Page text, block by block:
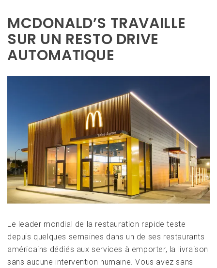
MCDONALD’S TRAVAILLE
SUR UN RESTO DRIVE
AUTOMATIQUE
Le leader mondial de la restauration rapide teste
depuis quelques semaines dans un de ses restaurants
américains dédiés aux services à emporter, la livraison
sans aucune intervention humaine. Vous avez sans